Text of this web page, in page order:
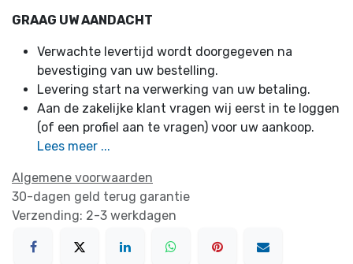
GRAAG UW AANDACHT
Verwachte levertijd wordt doorgegeven na
bevestiging van uw bestelling.
Levering start na verwerking van uw betaling.
Aan de zakelijke klant vragen wij eerst in te loggen
(of een profiel aan te vragen) voor uw aankoop.
Lees meer ...
Algemene voorwaarden
30-dagen geld terug garantie
Verzending: 2-3 werkdagen